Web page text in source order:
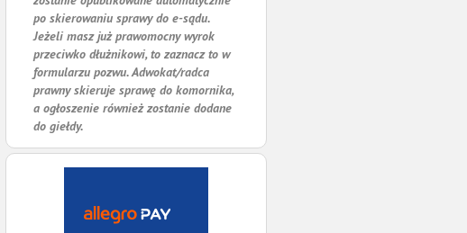
po skierowaniu sprawy do e-sądu.
Jeżeli masz już prawomocny wyrok
przeciwko dłużnikowi, to zaznacz to w
formularzu pozwu. Adwokat/radca
prawny skieruje sprawę do komornika,
a ogłoszenie również zostanie dodane
do giełdy.